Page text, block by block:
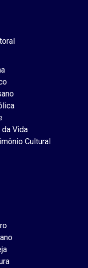
Vida
Cultural